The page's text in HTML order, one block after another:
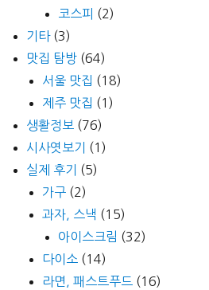
코스피 (2)
기타(3)
맛집 탐방 (64)
서울 맛집 (18)
제주 맛집 (1)
생활정보 (76)
시사엿보기
(1)
실제 후기
(5)
가구 (2)
과자, 스낵 (15)
아이스크림 (32)
다이소 (14)
라면, 패스트푸드 (16)